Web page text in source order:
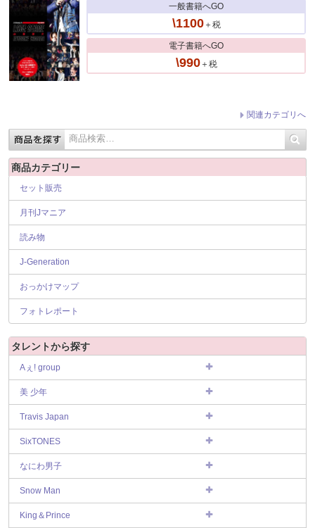
一般書籍へGO
\1100＋税
電子書籍へGO
\990＋税
関連カテゴリへ
商品カテゴリー
セット販売
月刊Jマニア
読み物
J-Generation
おっかけマップ
フォトレポート
タレントから探す
Aぇ! group
美 少年
Travis Japan
SixTONES
なにわ男子
Snow Man
King＆Prince